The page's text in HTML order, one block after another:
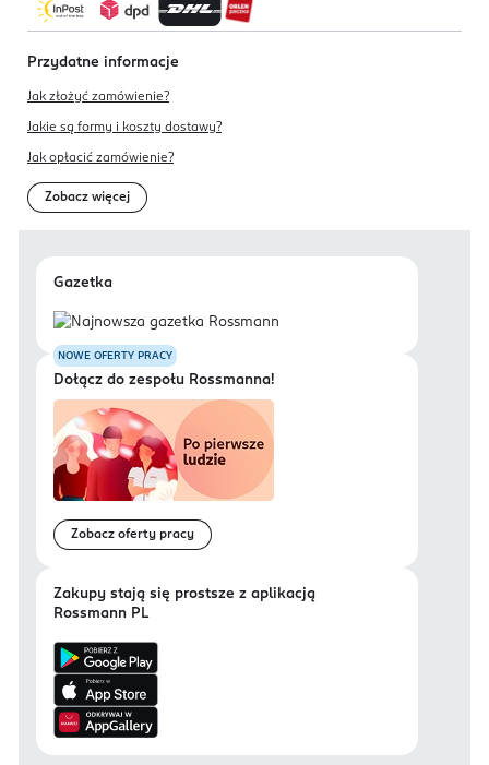
Przydatne informacje
Jak złożyć zamówienie?
Jakie są formy i koszty dostawy?
Jak opłacić zamówienie?
Zobacz więcej
Gazetka
NOWE OFERTY PRACY
Dołącz do zespołu Rossmanna!
Zobacz oferty pracy
Zakupy stają się prostsze z aplikacją
Rossmann PL